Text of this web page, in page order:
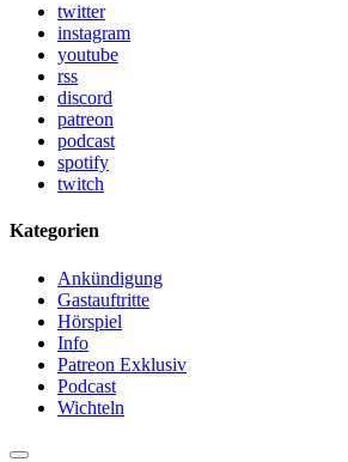
twitter
instagram
youtube
rss
discord
patreon
podcast
spotify
twitch
Kategorien
Ankündigung
Gastauftritte
Hörspiel
Info
Patreon Exklusiv
Podcast
Wichteln